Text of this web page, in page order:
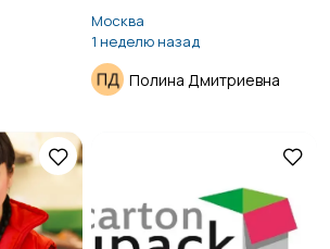
Москва
1 неделю назад
Полина Дмитриевна